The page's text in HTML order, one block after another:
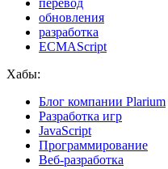
перевод
обновления
разработка
ECMAScript
Хабы:
Блог компании Plarium
Разработка игр
JavaScript
Программирование
Веб-разработка